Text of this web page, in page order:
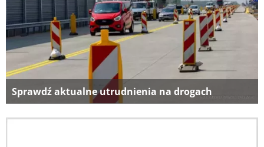
Sprawdź aktualne utrudnienia na drogach